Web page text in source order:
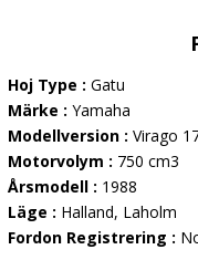
Hoj Type : Gatu
Märke : Yamaha
Modellversion : Virago
Motorvolym : 750 cm3
Årsmodell : 1988
Läge : Halland, Laholm
Fordon Registrering :